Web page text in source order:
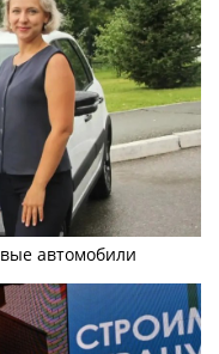
автомобили